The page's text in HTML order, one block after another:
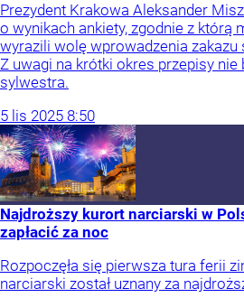
Prezydent Krakowa Aleksander
o wynikach ankiety, zgodnie z którą
wyrazili wolę wprowadzenia
Z uwagi na krótki okres przepisy nie
sylwestra.
5 lis 2025 8:50
Najdroższy kurort narciarski w
zapłacić za noc
Rozpoczęła się pierwsza tura ferii
narciarski został uznany za